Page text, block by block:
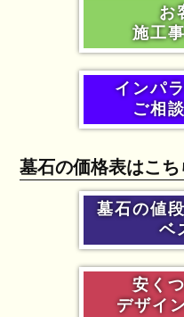
お
施工
インパ
ご相
墓石の価格表はこち
墓石の値
ベ
安く
デザイ